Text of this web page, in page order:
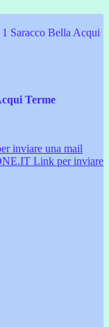
Saracco Bella Acqui
Terme
inviare una mail
Link per inviare